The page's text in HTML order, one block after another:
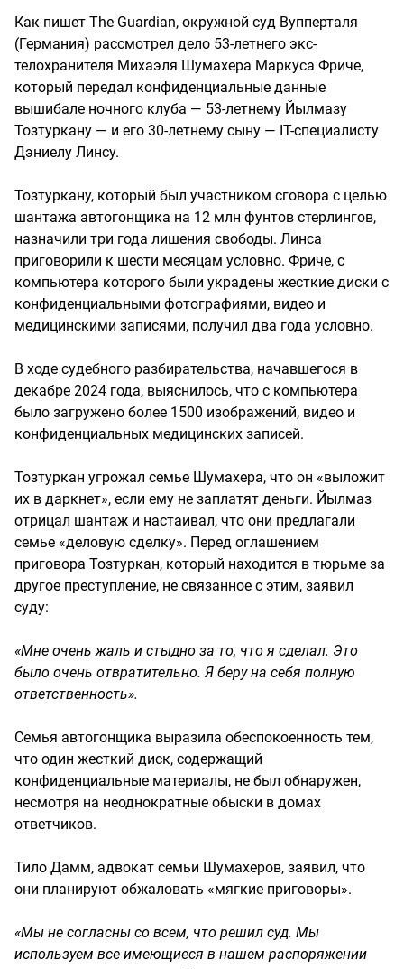
Как пишет The Guardian, окружной суд Вупперталя
(Германия) рассмотрел дело 53-летнего экс-
телохранителя Михаэля Шумахера Маркуса Фриче,
который передал конфиденциальные данные
вышибале ночного клуба — 53-летнему Йылмазу
Тозтуркану — и его 30-летнему сыну — IT-специалисту
Дэниелу Линсу.
Тозтуркану, который был участником сговора с целью
шантажа автогонщика на 12 млн фунтов стерлингов,
назначили три года лишения свободы. Линса
приговорили к шести месяцам условно. Фриче, с
компьютера которого были украдены жесткие диски с
конфиденциальными фотографиями, видео и
медицинскими записями, получил два года условно.
В ходе судебного разбирательства, начавшегося в
декабре 2024 года, выяснилось, что с компьютера
было загружено более 1500 изображений, видео и
конфиденциальных медицинских записей.
Тозтуркан угрожал семье Шумахера, что он «выложит
их в даркнет», если ему не заплатят деньги. Йылмаз
отрицал шантаж и настаивал, что они предлагали
семье «деловую сделку». Перед оглашением
приговора Тозтуркан, который находится в тюрьме за
другое преступление, не связанное с этим, заявил
суду:
«Мне очень жаль и стыдно за то, что я сделал. Это
было очень отвратительно. Я беру на себя полную
ответственность».
Семья автогонщика выразила обеспокоенность тем,
что один жесткий диск, содержащий
конфиденциальные материалы, не был обнаружен,
несмотря на неоднократные обыски в домах
ответчиков.
Тило Дамм, адвокат семьи Шумахеров, заявил, что
они планируют обжаловать «мягкие приговоры».
«Мы не согласны со всем, что решил суд. Мы
используем все имеющиеся в нашем распоряжении